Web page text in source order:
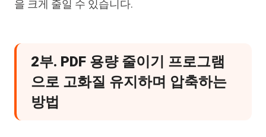
을 크게 줄일 수 있습니다.
2부. PDF 용량 줄이기 프로그램
으로 고화질 유지하며 압축하는
방법